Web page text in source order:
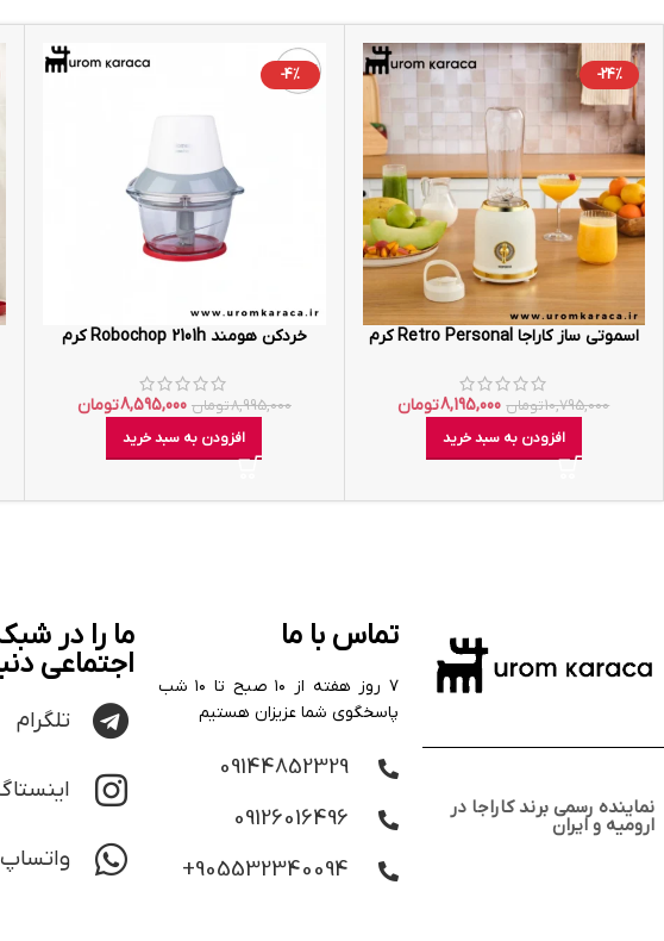
-24%
اسموتی ساز کاراجا Retro Personal کرم
10,795,000تومان 8,195,000تومان
افزودن به سبد خرید
-4%
خردکن هومند Robochop 2101h کرم
8,995,000تومان 8,595,000تومان
افزودن به سبد خرید
نماینده رسمی برند کاراجا در
ارومیه و ایران
تماس با ما
۷ روز هفته از ۱۰ صبح تا ۱۰ شب
پاسخگوی شما عزیزان هستیم
09144852329
09126016496
905532340094+
ما را در
اجتماعی
تلگرام
واتساپ